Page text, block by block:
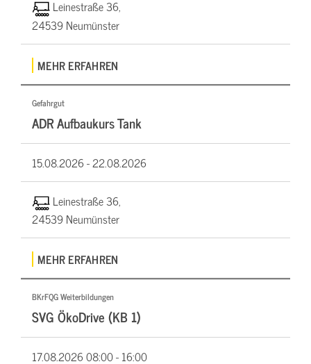
Leinestraße 36,
24539 Neumünster
MEHR ERFAHREN
Gefahrgut
ADR Aufbaukurs Tank
15.08.2026 -22.08.2026
Leinestraße 36,
24539 Neumünster
MEHR ERFAHREN
BKrFQG Weiterbildungen
SVG ÖkoDrive (KB 1)
17.08.202608:00 - 16:00